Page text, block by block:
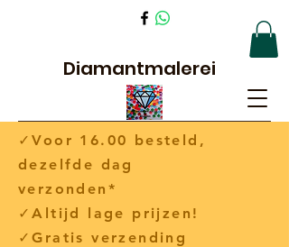
Diamantmalerei
✓Voor 16.00 besteld,
dezelfde dag
verzonden*
✓Altijd lage prijzen!
✓Gratis verzending